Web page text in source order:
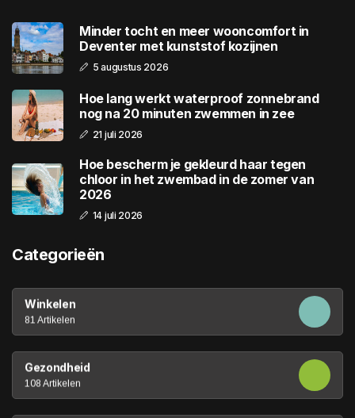
Minder tocht en meer wooncomfort in
Deventer met kunststof kozijnen
5 augustus 2026
Hoe lang werkt waterproof zonnebrand
nog na 20 minuten zwemmen in zee
21 juli 2026
Hoe bescherm je gekleurd haar tegen
chloor in het zwembad in de zomer van
2026
14 juli 2026
Categorieën
Winkelen
81 Artikelen
Gezondheid
108 Artikelen